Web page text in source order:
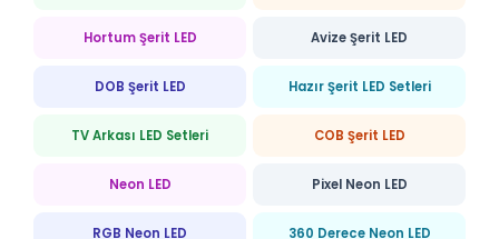
Hortum Şerit LED Avize Şerit LED
DOB Şerit LED Hazır Şerit LED Setleri
TV Arkası LED Setleri COB Şerit LED
Neon LED Pixel Neon LED
RGB Neon LED 360 Derece Neon LED